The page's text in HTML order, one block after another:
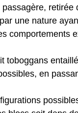
retirée
une nature
comportements
toboggans
en